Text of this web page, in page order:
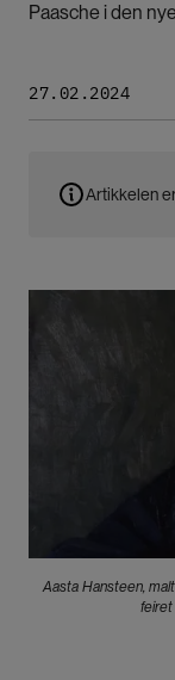
Paasche i den
27.02.2024
Artikkelen
Aasta Hansteen,
feiret